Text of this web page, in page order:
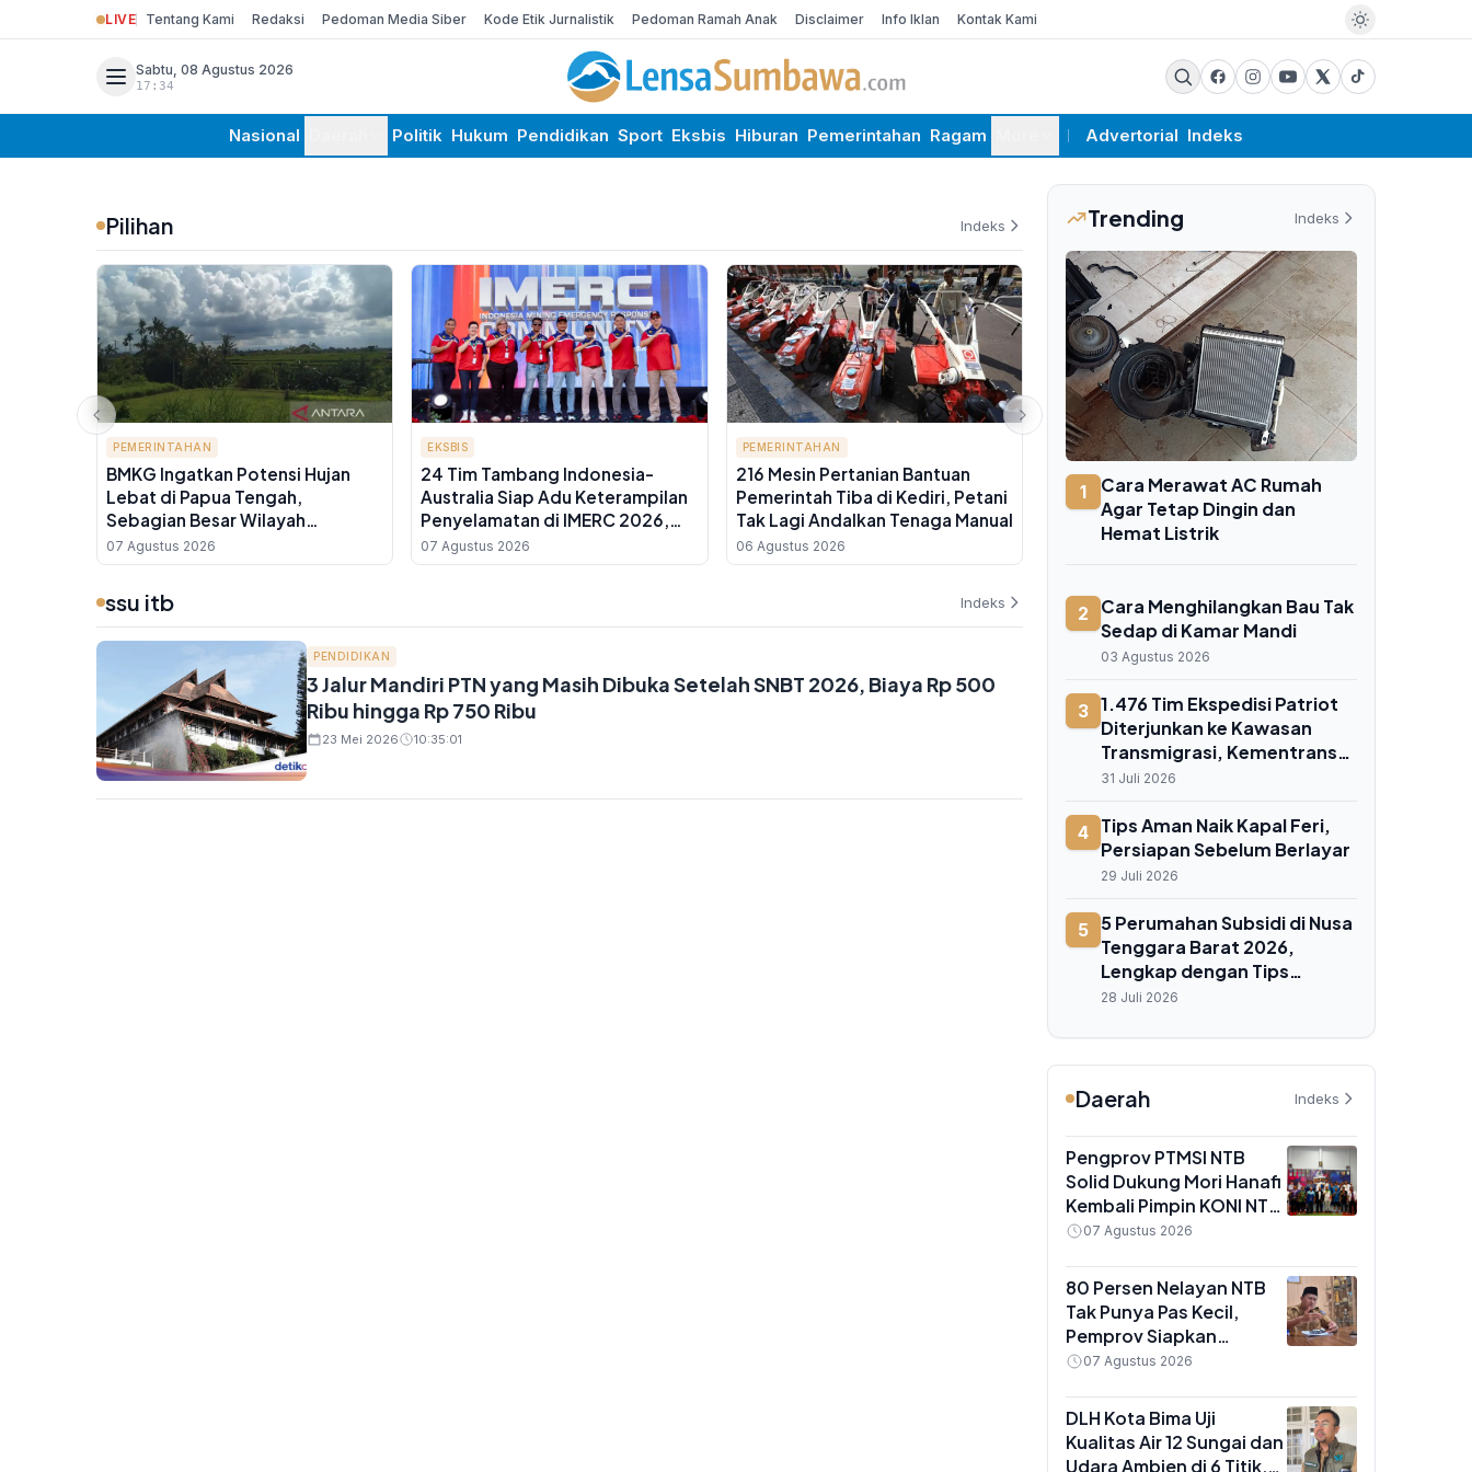
LIVE Tentang Kami Redaksi Pedoman Media Siber Kode Etik Jurnalistik Pedoman Ramah Anak Disclaimer Info Iklan Kontak Kami
Sabtu, 08 Agustus 2026
17:34
Nasional Politik Hukum Pendidikan Sport Eksbis Hiburan Pemerintahan Ragam Advertorial Indeks
Pilihan Indeks
PEMERINTAHAN
BMKG Ingatkan Potensi Hujan
Lebat di Papua Tengah,
Sebagian Besar Wilayah
Indonesia Berawan
07 Agustus 2026
EKSBIS
24 Tim Tambang Indonesia-
Australia Siap Adu Keterampilan
Penyelamatan di IMERC 2026,
Gratis untuk Umum
07 Agustus 2026
PEMERINTAHAN
216 Mesin Pertanian Bantuan
Pemerintah Tiba di Kediri, Petani
Tak Lagi Andalkan Tenaga Manual
06 Agustus 2026
PEMERINTAHAN
Gubernur NTB Lalu Muhamad
Iqbal Tinjau SMK Mitra Industri
MM2100, Targetkan Lulusan SMK
NTB Siap Kerja ke Jepang dan
ssu itb Indeks
PENDIDIKAN
3 Jalur Mandiri PTN yang Masih Dibuka Setelah SNBT 2026, Biaya Rp 500
Ribu hingga Rp 750 Ribu
23 Mei 2026 10:35:01
Trending Indeks
1
Cara Merawat AC Rumah
Agar Tetap Dingin dan
Hemat Listrik
2
Cara Menghilangkan Bau Tak
Sedap di Kamar Mandi
03 Agustus 2026
3 1.476 Tim Ekspedisi Patriot
Diterjunkan ke Kawasan
Transmigrasi, Kementrans
Targetkan Pusat Ekonomi
31 Juli 2026
4 Tips Aman Naik Kapal Feri,
Persiapan Sebelum Berlayar
29 Juli 2026
5 5 Perumahan Subsidi di Nusa
Tenggara Barat 2026,
Lengkap dengan Tips
Memilih Hunian Tepat
28 Juli 2026
Daerah Indeks
Pengprov PTMSI NTB
Solid Dukung Mori Hanafi
Kembali Pimpin KONI NTB
demi Target PON 2028
07 Agustus 2026
80 Persen Nelayan NTB
Tak Punya Pas Kecil,
Pemprov Siapkan
Pendampingan
BBM Subsidi
07 Agustus 2026
DLH Kota Bima Uji
Kualitas Air 12 Sungai dan
Udara Ambien di 6 Titik,